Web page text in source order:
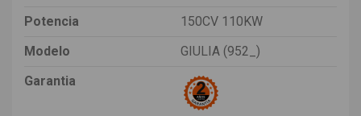
Potencia
150CV 110KW
Modelo
GIULIA (952_)
Garantia